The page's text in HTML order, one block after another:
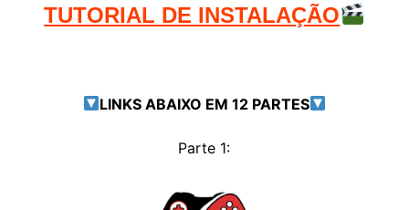
TUTORIAL DE INSTALAÇÃO
LINKS ABAIXO EM 12 PARTES
Parte 1: